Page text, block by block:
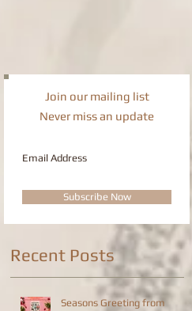
Join our mailing list
Never miss an update
Subscribe Now
Recent Posts
Seasons Greeting from